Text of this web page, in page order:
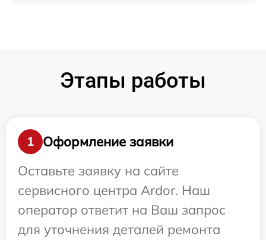
Этапы работы
1
Оформление заявки
Оставьте заявку на сайте
сервисного центра Ardor. Наш
оператор ответит на Ваш запрос
для уточнения деталей ремонта